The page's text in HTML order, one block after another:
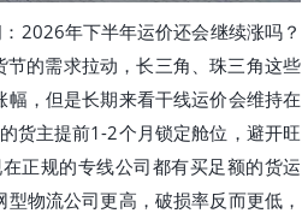
2026年下半年运价还会继续涨吗？
的需求拉动，长三角、珠三角这些
，但是长期来看干线运价会维持在
货主提前1-2个月锁定舱位，避开旺
正规的专线公司都有买足额的货运
物流公司更高，破损率反而更低，